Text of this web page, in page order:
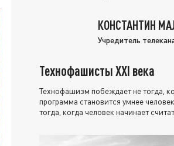
КОНСТАНТИН
Учредитель
Технофашисты XXI века
Технофашизм побеждает не тогда,
программа становится умнее
тогда, когда человек начинает